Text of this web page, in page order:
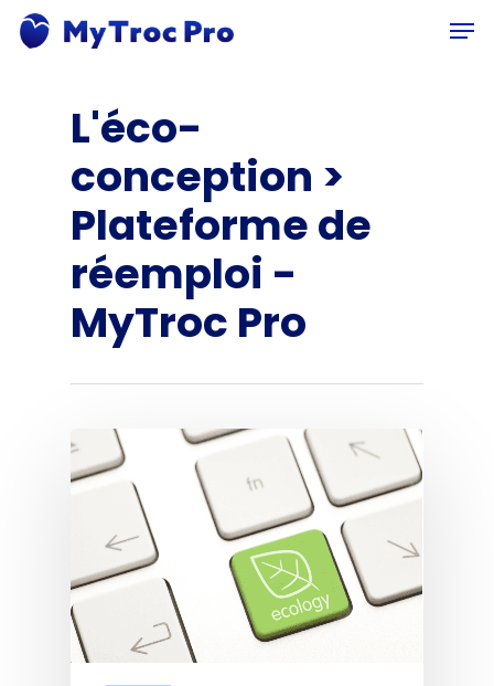
Skip
L'éco-
conception >
Plateforme de
réemploi -
MyTroc Pro